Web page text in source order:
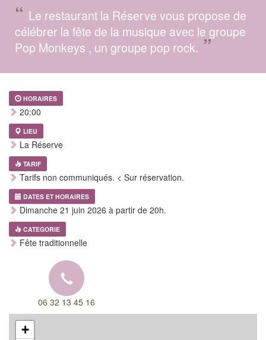
“ Le restaurant la Réserve vous propose de
célébrer la fête de la musique avec le groupe
Pop Monkeys , un groupe pop rock. ”
HORAIRES
20:00
LIEU
La Réserve
TARIF
Tarifs non communiqués. < Sur réservation.
DATES ET HORAIRES
Dimanche 21 juin 2026 à partir de 20h.
CATEGORIE
Fête traditionnelle
06 32 13 45 16
+